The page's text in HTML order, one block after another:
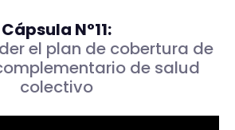
Cápsula N°11:
el plan de cobertura de
de salud
colectivo